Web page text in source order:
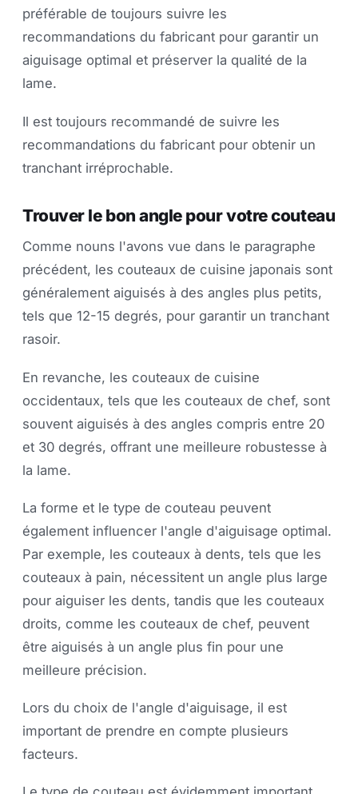
préférable de toujours suivre les
recommandations du fabricant pour garantir un
aiguisage optimal et préserver la qualité de la
lame.
Il est toujours recommandé de suivre les
recommandations du fabricant pour obtenir un
tranchant irréprochable.
Trouver le bon angle pour votre couteau
Comme nouns l'avons vue dans le paragraphe
précédent, les couteaux de cuisine japonais sont
généralement aiguisés à des angles plus petits,
tels que 12-15 degrés, pour garantir un tranchant
rasoir.
En revanche, les couteaux de cuisine
occidentaux, tels que les couteaux de chef, sont
souvent aiguisés à des angles compris entre 20
et 30 degrés, offrant une meilleure robustesse à
la lame.
La forme et le type de couteau peuvent
également influencer l'angle d'aiguisage optimal.
Par exemple, les couteaux à dents, tels que les
couteaux à pain, nécessitent un angle plus large
pour aiguiser les dents, tandis que les couteaux
droits, comme les couteaux de chef, peuvent
être aiguisés à un angle plus fin pour une
meilleure précision.
Lors du choix de l'angle d'aiguisage, il est
important de prendre en compte plusieurs
facteurs.